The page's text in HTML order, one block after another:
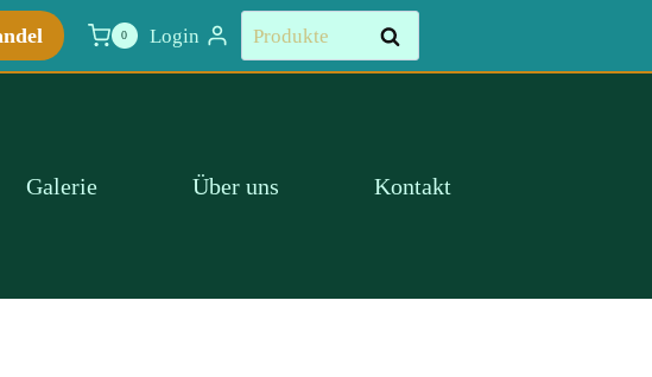
0 Login
Suchen
nach:
Suchen
Galerie Über uns Kontakt